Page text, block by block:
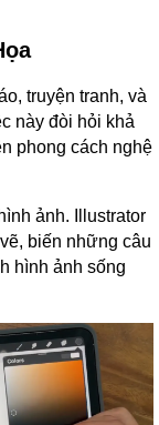
truyện tranh, và
này đòi hỏi khả
phong cách nghệ
ảnh. Illustrator
biến những câu
hình ảnh sống